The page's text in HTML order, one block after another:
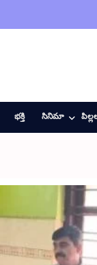
భక్తి సినిమా